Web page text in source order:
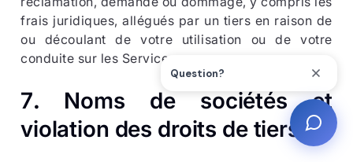
frais juridiques, allégués par un tiers en raison de
ou découlant de votre utilisation ou de votre
conduite sur les Services.
7. Noms de sociétés et
violation des droits de tiers